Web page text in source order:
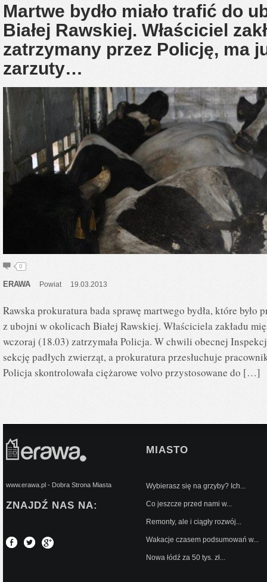
Martwe bydło miało trafić do
Białej Rawskiej. Właściciel
zatrzymany przez Policję, ma
zarzuty…
0
ERAWA Powiat 19.03.2013
Rawska prokuratura bada sprawę martwego bydła, które
z ubojni w okolicach Białej Rawskiej. Właściciela zakładu
wczoraj (18.03) zatrzymała Policja. W chwili obecnej
sekcję padłych zwierząt, a prokuratura przesłuchuje
Policja skontrolowała ciężarowe volvo przystosowane do […]
www.erawa.pl - Dobra Strona Miasta
ZNAJDŹ NAS NA:
MIASTO
Wybierasz się na grzyby? Ich...
Co jeszcze przed nami w...
Remonty, ale i ciągły rozwój...
Wakacje czasem podsumowań w...
Nowa łódź za 50 tys. zł...